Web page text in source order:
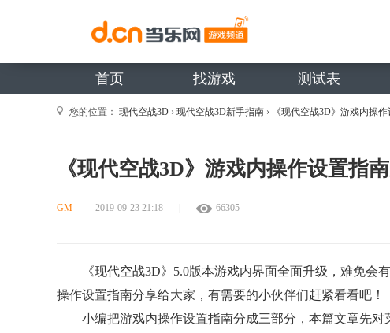
首页 找游戏 测试表
您的位置： 现代空战3D › 现代空战3D新手指南 › 《现代空战3D》游戏内操
《现代空战3D》游戏内操作设置指
GM 2019-09-23 21:18 66305
《现代空战3D》5.0版本游戏内界面全面升级，难免
操作设置指南分享给大家，有需要的小伙伴们赶紧看看吧！
小编把游戏内操作设置指南分成三部分，本篇文章先对